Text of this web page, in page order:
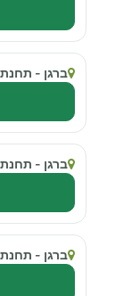
ברגן -
ברגן -
ברגן -